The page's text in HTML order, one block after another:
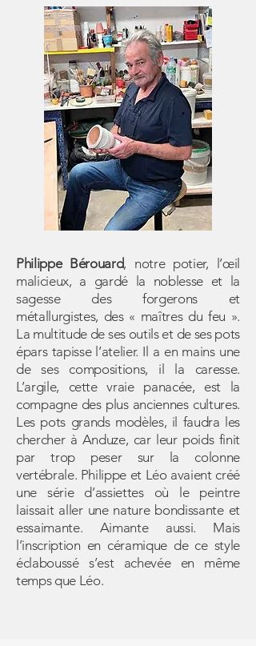
Philippe Bérouard, notre potier, l’œil
malicieux, a gardé la noblesse et la
sagesse des forgerons et
métallurgistes, des « maîtres du feu ».
La multitude de ses outils et de ses pots
épars tapisse l’atelier. Il a en mains une
de ses compositions, il la caresse.
L’argile, cette vraie panacée, est la
compagne des plus anciennes cultures.
Les pots grands modèles, il faudra les
chercher à Anduze, car leur poids finit
par trop peser sur la colonne
vertébrale. Philippe et Léo avaient créé
une série d’assiettes où le peintre
laissait aller une nature bondissante et
essaimante. Aimante aussi. Mais
l’inscription en céramique de ce style
éclaboussé s’est achevée en même
temps que Léo.